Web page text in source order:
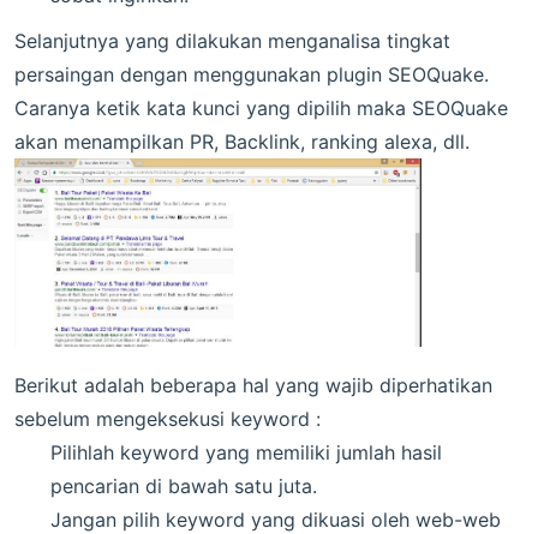
Selanjutnya yang dilakukan menganalisa tingkat
persaingan dengan menggunakan plugin SEOQuake.
Caranya ketik kata kunci yang dipilih maka SEOQuake
akan menampilkan PR, Backlink, ranking alexa, dll.
Berikut adalah beberapa hal yang wajib diperhatikan
sebelum mengeksekusi keyword :
Pilihlah keyword yang memiliki jumlah hasil
pencarian di bawah satu juta.
Jangan pilih keyword yang dikuasi oleh web-web